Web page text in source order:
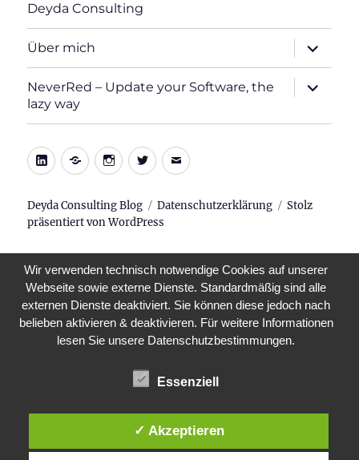
Deyda Consulting
Über mich
öffnen
NeverRed – Update your Software, the
lazy way
öffnen
LinkedIn
Xing Instagram
TwitterE-
Deyda Consulting Blog Datenschutzerklärung
Stolz
präsentiert von WordPress
Wir verwenden technisch notwendige Cookies auf unserer
Webseite sowie externe Dienste. Standardmäßig sind alle
externen Dienste deaktiviert. Sie können diese jedoch nach
belieben aktivieren & deaktivieren. Für weitere Informationen
lesen Sie unsere Datenschutzbestimmungen.
Essenziell
✓ Akzeptieren